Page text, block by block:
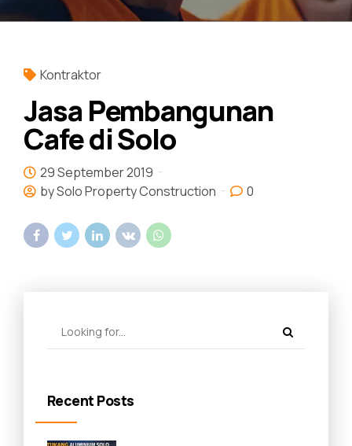
Kontraktor
Jasa Pembangunan
Cafe di Solo
29 September 2019
by Solo Property Construction
0
Recent Posts